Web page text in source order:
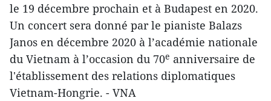
le 19 décembre prochain et à Budapest en 2020.
Un concert sera donné par le pianiste Balazs
Janos en décembre 2020 à l’académie nationale
du Vietnam à l’occasion du 70e anniversaire de
l'établissement des relations diplomatiques
Vietnam-Hongrie. - VNA